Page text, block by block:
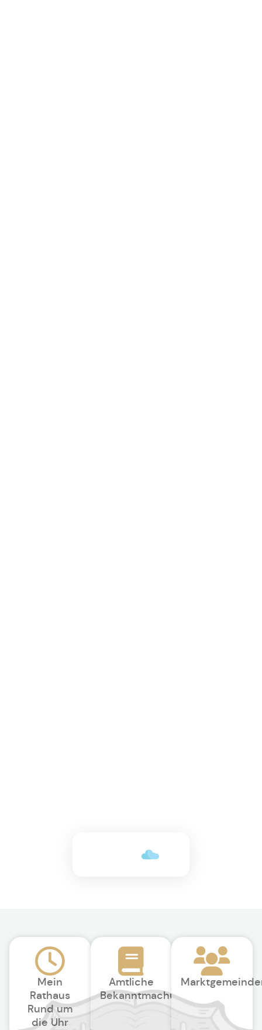
Mein
Rathaus
Rund um
die Uhr
Amtliche
Bekanntmachungen